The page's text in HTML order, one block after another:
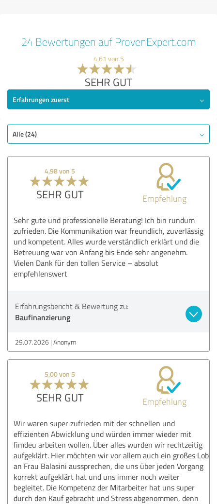
24 Bewertungen auf ProvenExpert.com
4,61 von 5
SEHR GUT
Erfahrungen zuerst
Alle (24)
4,98 von 5
SEHR GUT Empfehlung
Sehr gute und professionelle Beratung! Ich bin rundum
zufrieden. Die Kommunikation war freundlich, zuverlässig
und kompetent. Alles wurde verständlich erklärt und die
Betreuung war von Anfang bis Ende sehr angenehm.
Vielen Dank für den tollen Service – absolut
empfehlenswert
Erfahrungsbericht & Bewertung zu:
Baufinanzierung
29.07.2026 Anonym
5,00 von 5
SEHR GUT Empfehlung
Wir waren super zufrieden mit der schnellen und
effizienten Abwicklung und würden immer wieder mit
fimdeu arbeiten wollen. Über alles wurden wir rechtzeitig
aufgeklärt. Hier möchten wir vor allem auch ein großes Lob
an Frau Balasini aussprechen, die uns über jeden Vorgang
korrekt aufgeklärt hat und uns immer noch weiter
begleitet. Die Kompetenz der Mitarbeiter hat uns super
durch den Kauf gebracht und Stress abgenommen, denn